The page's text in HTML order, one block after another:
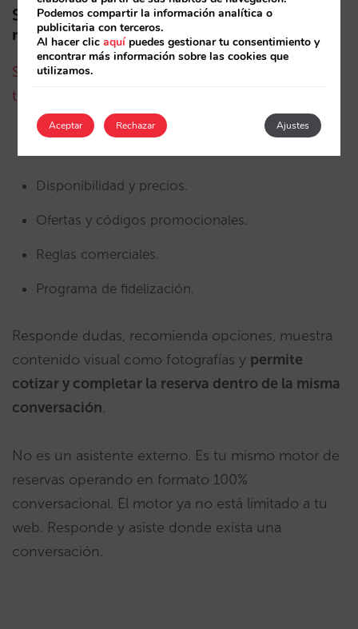
Sarai: la inteligencia conversacional de tu
motor
Sarai es tu motor de reservas conversando en
tiempo real
Disponibilidad y precios.
Ofertas y códigos promocionales.
Reglas comerciales.
Programa de fidelización.
Responde dudas, recomienda opciones, muestra
contenido visual como fotografías y permite
cotizar y completar la reserva dentro de la misma
conversación.
No es un asistente externo. Es tu mismo motor de
reservas operando en formato 100%
conversacional. El motor ya no está limitado a tu
web. Responde y asiste donde exista una
conversación.
Podemos compartir la información analítica o
publicitaria con terceros.
Al hacer clicaquípuedes gestionar tu consentimiento y
encontrar más información sobre las cookies que
utilizamos.
Aceptar Ajustes
Rechazar